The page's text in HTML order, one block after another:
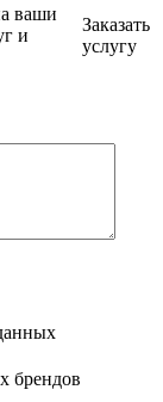
ваши
и
Заказать
услугу
брендов